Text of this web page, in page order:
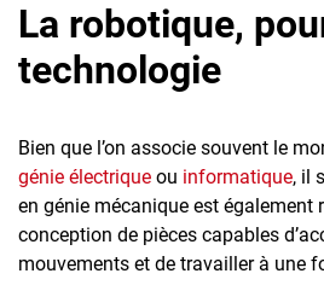
La robotique,
technologie
Bien que l’on associe souvent le
génie électrique ou informatique, il
en génie mécanique est également
conception de pièces capables
mouvements et de travailler à une